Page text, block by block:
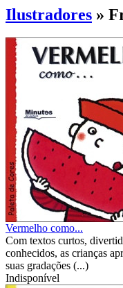
Ilustradores »
Vermelho como...
Com textos curtos,
conhecidos, as crianças
suas gradações (...)
Indisponível